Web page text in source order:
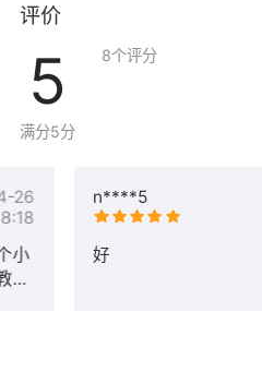
点使用 ，也可以停止IIS，安装
7、另外镜像内安装了google
8、安装了Asp.Net2.0/.Net3.5/
9.镜像购买成功后，ECS不可
像,否则会再次付费，因此造成
https://help.yunjiutian.com/
三、售后服务
评价
5
满分5分
8个评分
n****5
好
26
小
了